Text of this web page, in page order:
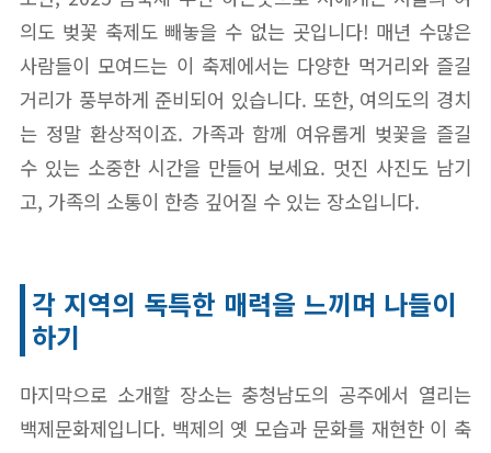
의도 벚꽃 축제도 빼놓을 수 없는 곳입니다! 매년 수많은
사람들이 모여드는 이 축제에서는 다양한 먹거리와 즐길
거리가 풍부하게 준비되어 있습니다. 또한, 여의도의 경치
는 정말 환상적이죠. 가족과 함께 여유롭게 벚꽃을 즐길
수 있는 소중한 시간을 만들어 보세요. 멋진 사진도 남기
고, 가족의 소통이 한층 깊어질 수 있는 장소입니다.
각 지역의 독특한 매력을 느끼며 나들이
하기
마지막으로 소개할 장소는 충청남도의 공주에서 열리는
백제문화제입니다. 백제의 옛 모습과 문화를 재현한 이 축